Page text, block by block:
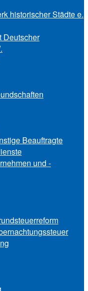
historischer Städte e.
Deutscher
Beauftragte
und